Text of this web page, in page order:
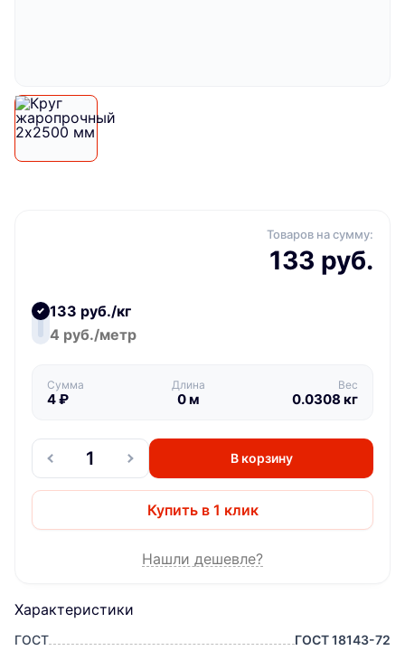
Характеристики
ГОСТ
ГОСТ 18143-72
Товаров на сумму:
133 руб.
133 руб./кг
4 руб./метр
Сумма
4₽
Длина
0м
Вес
0.0308 кг
В корзину
Купить в 1 клик
Нашли дешевле?